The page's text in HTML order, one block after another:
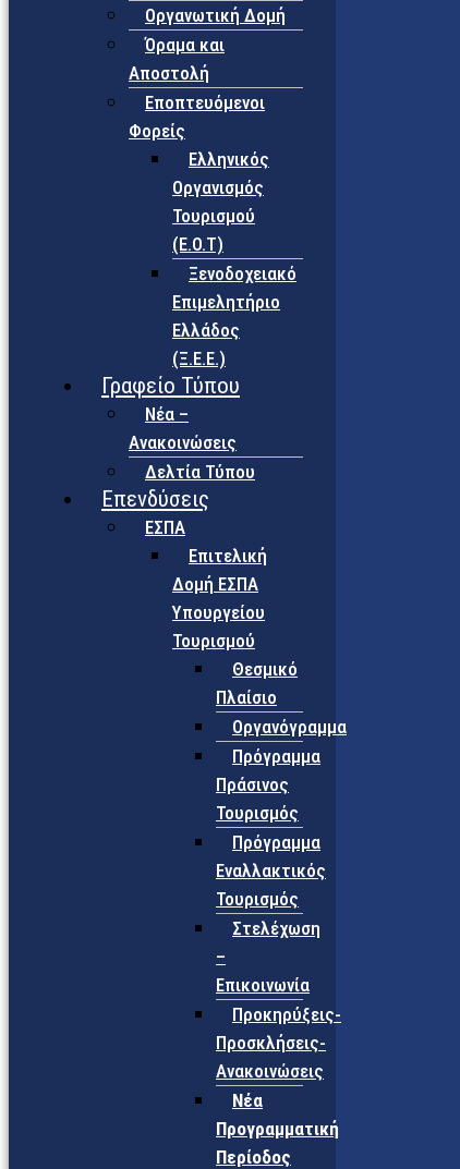
Οργανωτική Δομή
Όραμα και
Αποστολή
Εποπτευόμενοι
Φορείς
Eλληνικός
Οργανισμός
Τουρισμού
(Ε.Ο.Τ)
Ξενοδοχειακό
Επιμελητήριο
Ελλάδος
(Ξ.Ε.Ε.)
Γραφείο Τύπου
Νέα –
Ανακοινώσεις
Δελτία Τύπου
Επενδύσεις
ΕΣΠΑ
Επιτελική
Δομή ΕΣΠΑ
Υπουργείου
Τουρισμού
Θεσμικό
Πλαίσιο
Οργανόγραμμα
Πρόγραμμα
Πράσινος
Τουρισμός
Πρόγραμμα
Εναλλακτικός
Τουρισμός
Στελέχωση
–
Επικοινωνία
Προκηρύξεις-
Προσκλήσεις-
Ανακοινώσεις
Νέα
Προγραμματική
Περίοδος